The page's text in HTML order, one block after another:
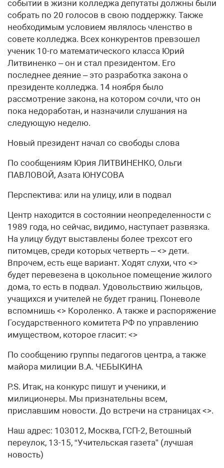
событии в жизни колледжа депутаты должны были
собрать по 20 голосов в свою поддержку. Также
необходимым условием являлось членство в
совете колледжа. Всех конкурентов превзошел
ученик 10-го математического класса Юрий
Литвиненко – он и стал президентом. Его
последнее деяние – это разработка закона о
президенте колледжа. 14 ноября было
рассмотрение закона, на котором сочли, что он
пока недоработан, и назначили слушания на
следующую неделю.
Новый президент начал со свободы слова
По сообщениям Юрия ЛИТВИНЕНКО, Ольги
ПАВЛОВОЙ, Азата ЮНУСОВА
Перспектива: или на улицу, или в подвал
Центр находится в состоянии неопределенности с
1989 года, но сейчас, видимо, наступает развязка.
На улицу будут выставлены более трехсот его
питомцев, среди которых четверть – <> дети.
Впрочем, есть еще вариант. Ходят слухи, что <>
будет перевезена в цокольное помещение жилого
дома, то есть в подвал. Удовольствию жильцов,
учащихся и учителей не будет границ. Поневоле
вспомнишь <> Короленко. А также и распоряжение
Государственного комитета РФ по управлению
имуществом, которое гласит: <>
По сообщению группы педагогов центра, а также
майора милиции В.А. ЧЕБЫКИНА
P.S. Итак, на конкурс пишут и ученики, и
милиционеры. Мы признательны всем,
приславшим новости. До встречи на страницах <>.
Наш адрес: 103012, Москва, ГСП-2, Ветошный
переулок, 13-15, “Учительская газета” (лучшая
новость)